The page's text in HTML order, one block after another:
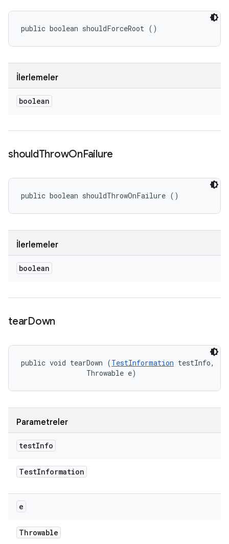
public boolean shouldForceRoot ()
İlerlemeler
boolean
shouldThrowOnFailure
public boolean shouldThrowOnFailure ()
İlerlemeler
boolean
tearDown
public void tearDown (TestInformation testInfo,
                Throwable e)
Parametreler
testInfo
TestInformation
e
Throwable